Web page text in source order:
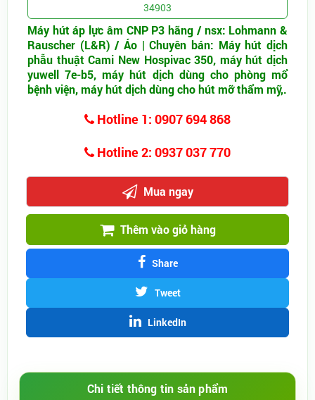
34903
Máy hút áp lực âm CNP P3 hãng / nsx: Lohmann &
Rauscher (L&R) / Áo | Chuyên bán: Máy hút dịch
phẫu thuật Cami New Hospivac 350, máy hút dịch
yuwell 7e-b5, máy hút dịch dùng cho phòng mổ
bệnh viện, máy hút dịch dùng cho hút mỡ thẩm mỹ,.
Hotline 1: 0907 694 868
Hotline 2: 0937 037 770
Mua ngay
Thêm vào giỏ hàng
Share
Tweet
LinkedIn
Chi tiết thông tin sản phẩm